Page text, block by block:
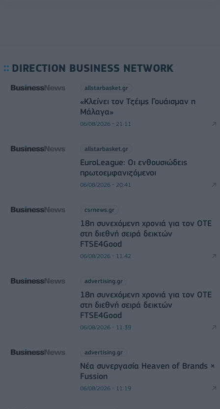
DIRECTION BUSINESS NETWORK
allstarbasket.gr
«Κλείνει τον Τζέιμς Γουάισμαν η
Μάλαγα»
06/08/2026 - 21:11
allstarbasket.gr
EuroLeague: Οι ενθουσιώδεις
πρωτοεμφανιζόμενοι
06/08/2026 - 20:41
csrnews.gr
18η συνεχόμενη χρονιά για τον ΟΤΕ
στη διεθνή σειρά δεικτών
FTSE4Good
06/08/2026 - 11:42
advertising.gr
18η συνεχόμενη χρονιά για τον ΟΤΕ
στη διεθνή σειρά δεικτών
FTSE4Good
06/08/2026 - 11:39
advertising.gr
Νέα συνεργασία Heaven of Brands ×
Fussion
06/08/2026 - 11:19